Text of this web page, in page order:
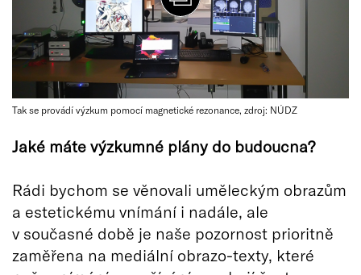
Tak se provádí výzkum pomocí magnetické rezonance, zdroj: NÚDZ
Jaké máte výzkumné plány do budoucna?
Rádi bychom se věnovali uměleckým obrazům
a estetickému vnímání i nadále, ale
v současné době je naše pozornost prioritně
zaměřena na mediální obrazo-texty, které